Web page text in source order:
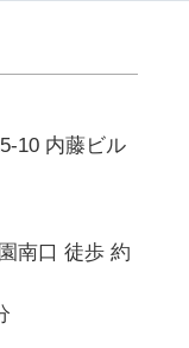
10 内藤ビル
南口 徒歩 約